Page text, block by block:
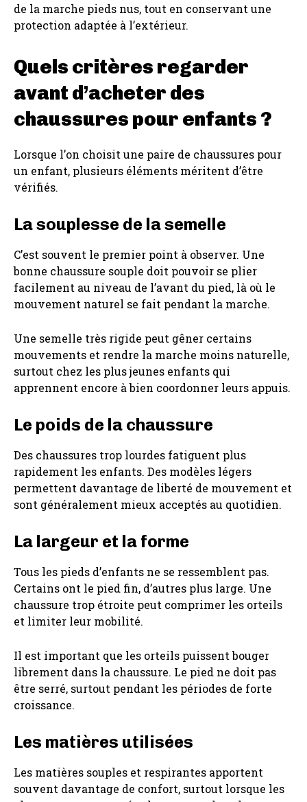
de la marche pieds nus, tout en conservant une
protection adaptée à l’extérieur.
Quels critères regarder
avant d’acheter des
chaussures pour enfants ?
Lorsque l’on choisit une paire de chaussures pour
un enfant, plusieurs éléments méritent d’être
vérifiés.
La souplesse de la semelle
C’est souvent le premier point à observer. Une
bonne chaussure souple doit pouvoir se plier
facilement au niveau de l’avant du pied, là où le
mouvement naturel se fait pendant la marche.
Une semelle très rigide peut gêner certains
mouvements et rendre la marche moins naturelle,
surtout chez les plus jeunes enfants qui
apprennent encore à bien coordonner leurs appuis.
Le poids de la chaussure
Des chaussures trop lourdes fatiguent plus
rapidement les enfants. Des modèles légers
permettent davantage de liberté de mouvement et
sont généralement mieux acceptés au quotidien.
La largeur et la forme
Tous les pieds d’enfants ne se ressemblent pas.
Certains ont le pied fin, d’autres plus large. Une
chaussure trop étroite peut comprimer les orteils
et limiter leur mobilité.
Il est important que les orteils puissent bouger
librement dans la chaussure. Le pied ne doit pas
être serré, surtout pendant les périodes de forte
croissance.
Les matières utilisées
Les matières souples et respirantes apportent
souvent davantage de confort, surtout lorsque les